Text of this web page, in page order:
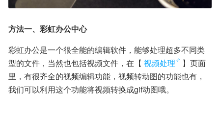
方法一、彩虹办公中心
彩虹办公是一个很全能的编辑软件，能够处理超多不同类
型的文件，当然也包括视频文件，在【 视频处理
】页面
里，有很齐全的视频编辑功能，视频转动图的功能也有，
我们可以利用这个功能将视频转换成gif动图哦。